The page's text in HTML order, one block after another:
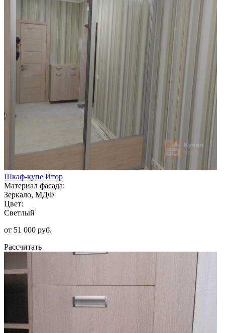
Шкаф-купе Итор
Материал фасада:
Зеркало, МДФ
Цвет:
Светлый
от 51 000 руб.
Рассчитать